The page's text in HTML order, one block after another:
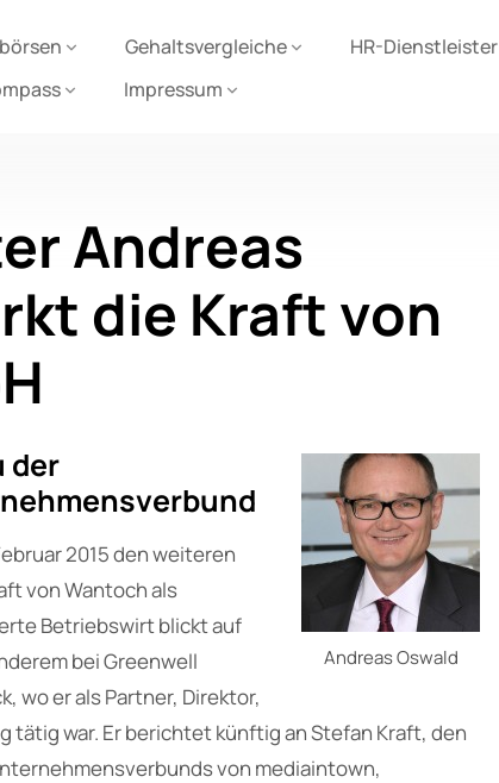
Gehaltsvergleiche HR-Dienstleister
Impressum
Andreas
die Kraft von
Andreas Oswald
der
2015 den weiteren
von Wantoch als
Betriebswirt blickt auf
bei Greenwell
wo er als Partner, Direktor,
war. Er berichtet künftig an Stefan Kraft, den
von mediaintown,